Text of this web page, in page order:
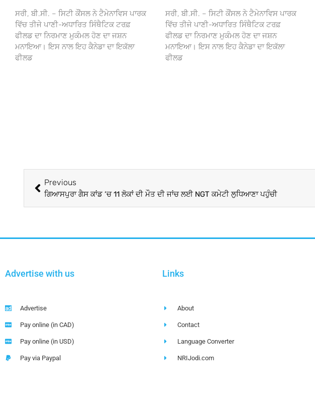
ਸਰੀ, ਬੀ.ਸੀ. – ਸਿਟੀ ਕੌਂਸਲ ਨੇ ਟੈਮੇਨਾਵਿਸ ਪਾਰਕ
ਵਿੱਚ ਤੀਜੇ ਪਾਣੀ-ਅਧਾਰਿਤ ਸਿੰਥੈਟਿਕ ਟਰਫ਼
ਫੀਲਡ ਦਾ ਨਿਰਮਾਣ ਮੁਕੰਮਲ ਹੋਣ ਦਾ ਜਸ਼ਨ
ਮਨਾਇਆ। ਇਸ ਨਾਲ ਇਹ ਕੈਨੇਡਾ ਦਾ ਇਕੱਲਾ
ਫੀਲਡ
ਸਰੀ, ਬੀ.ਸੀ. – ਸਿਟੀ ਕੌਂਸਲ ਨੇ ਟੈਮੇਨਾਵਿਸ ਪਾਰਕ
ਵਿੱਚ ਤੀਜੇ ਪਾਣੀ-ਅਧਾਰਿਤ ਸਿੰਥੈਟਿਕ ਟਰਫ਼
ਫੀਲਡ ਦਾ ਨਿਰਮਾਣ ਮੁਕੰਮਲ ਹੋਣ ਦਾ ਜਸ਼ਨ
ਮਨਾਇਆ। ਇਸ ਨਾਲ ਇਹ ਕੈਨੇਡਾ ਦਾ ਇਕੱਲਾ
ਫੀਲਡ
Previous
ਗਿਆਸਪੁਰਾ ਗੈਸ ਕਾਂਡ ‘ਚ 11 ਲੋਕਾਂ ਦੀ ਮੌਤ ਦੀ ਜਾਂਚ ਲਈ NGT ਕਮੇਟੀ ਲੁਧਿਆਣਾ ਪਹੁੰਚੀ
Advertise with us
Advertise
Pay online (in CAD)
Pay online (in USD)
Pay via Paypal
Links
About
Contact
Language Converter
NRIJodi.com